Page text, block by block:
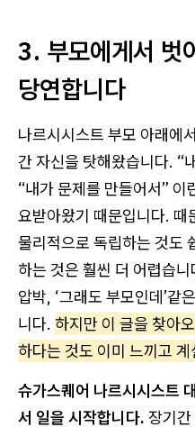
3. 부모에게서 벗
당연합니다
나르시시스트 부모 아래에
간 자신을 탓해왔습니다. “
“내가 문제를 만들어서”
요받아왔기 때문입니다. 때
물리적으로 독립하는 것도
하는 것은 훨씬 더 어렵습
압박, ‘그래도 부모인데’같
니다. 하지만 이 글을 찾아
하다는 것도 이미 느끼고 계
슈가스퀘어 나르시시스트
서 일을 시작합니다. 장기